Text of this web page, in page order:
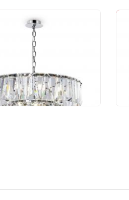
Maytoni Puntes
12CH
руб.
руб.
-